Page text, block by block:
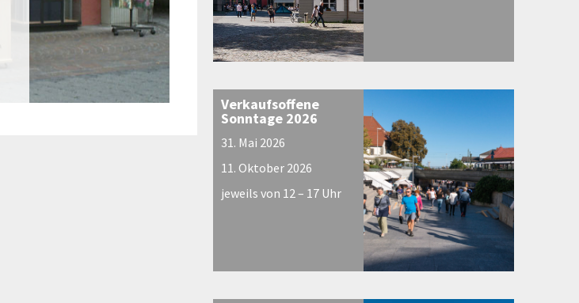
Verkaufsoffene
Sonntage 2026
31. Mai 2026
11. Oktober 2026
jeweils von 12 – 17 Uhr